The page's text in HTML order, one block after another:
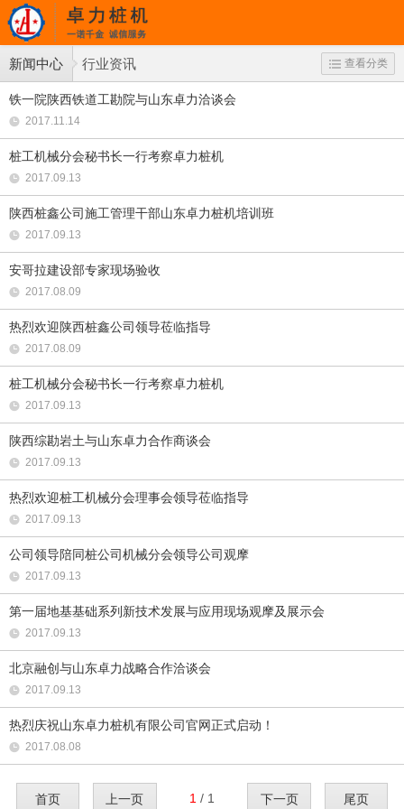
新闻中心 行业资讯 查看分类
铁一院陕西铁道工勘院与山东卓力洽谈会
2017.11.14
桩工机械分会秘书长一行考察卓力桩机
2017.09.13
陕西桩鑫公司施工管理干部山东卓力桩机培训班
2017.09.13
安哥拉建设部专家现场验收
2017.08.09
热烈欢迎陕西桩鑫公司领导莅临指导
2017.08.09
桩工机械分会秘书长一行考察卓力桩机
2017.09.13
陕西综勘岩土与山东卓力合作商谈会
2017.09.13
热烈欢迎桩工机械分会理事会领导莅临指导
2017.09.13
公司领导陪同桩公司机械分会领导公司观摩
2017.09.13
第一届地基基础系列新技术发展与应用现场观摩及展示会
2017.09.13
北京融创与山东卓力战略合作洽谈会
2017.09.13
热烈庆祝山东卓力桩机有限公司官网正式启动！
2017.08.08
首页 上一页 1 / 1 下一页 尾页